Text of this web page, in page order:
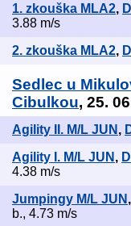
1. zkouška MLA2,
3.88 m/s
2. zkouška MLA2,
Sedlec u
Cibulkou, 25.
Agility II. M/L JUN ,
Agility I. M/L JUN ,
4.38 m/s
Jumpingy M/L JUN ,
b., 4.73 m/s